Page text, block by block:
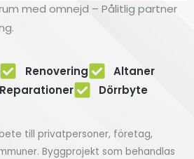
med omnejd – Pålitlig partner
Renovering
Altaner
Reparationer
Dörrbyte
till privatpersoner, företag,
Byggprojekt som behandlas